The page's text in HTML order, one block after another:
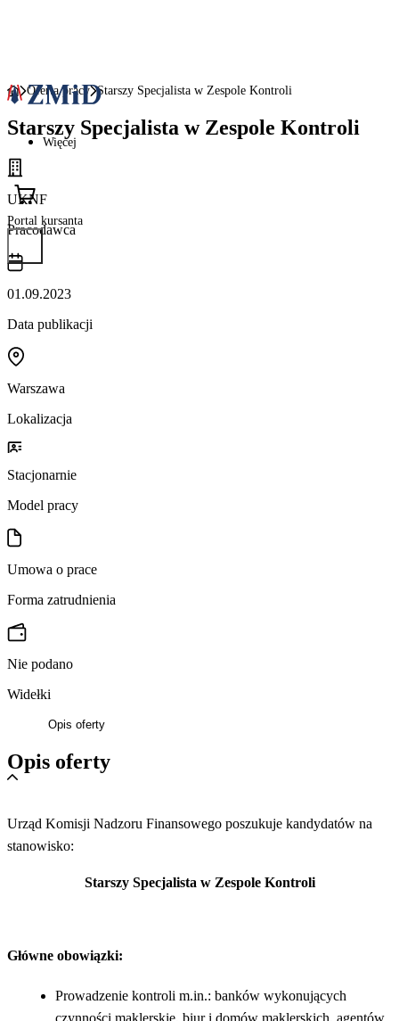
Więcej
Portal kursanta
Oferta pracy Starszy Specjalista w Zespole Kontroli
Starszy Specjalista w Zespole Kontroli
UKNF
Pracodawca
01.09.2023
Data publikacji
Warszawa
Lokalizacja
Stacjonarnie
Model pracy
Umowa o prace
Forma zatrudnienia
Nie podano
Widełki
Opis oferty
Opis oferty
Urząd Komisji Nadzoru Finansowego poszukuje kandydatów na
stanowisko:
Starszy Specjalista w Zespole Kontroli
Główne obowiązki:
Prowadzenie kontroli m.in.: banków wykonujących
czynności maklerskie, biur i domów maklerskich, agentów